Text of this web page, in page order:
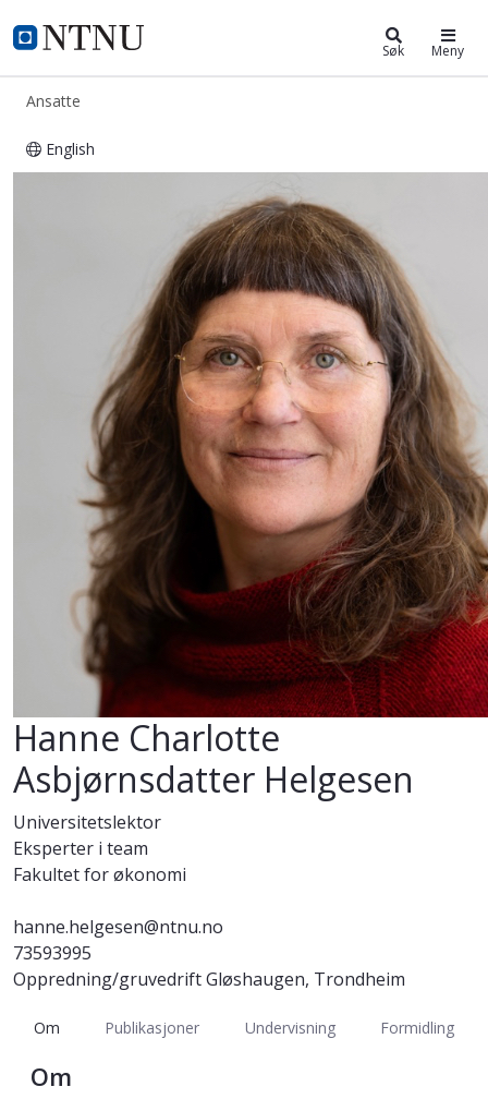
NTNU Hjemmeside
ntnu.no Søk Meny
Ansatte
English
Hanne Charlotte Asbjørnsdatter
Hanne Charlotte
Asbjørnsdatter Helgesen
Universitetslektor
Eksperter i team
Fakultet for økonomi
hanne.helgesen@ntnu.no
73593995
Oppredning/gruvedrift Gløshaugen, Trondheim
Om Publikasjoner Undervisning Formidling
Om